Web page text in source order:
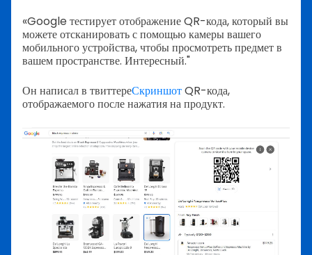
«Google тестирует отображение QR-кода, который вы
можете отсканировать с помощью камеры вашего
мобильного устройства, чтобы просмотреть предмет в
вашем пространстве. Интересный."
Он написал в твиттереСкриншотQR-кода,
отображаемого после нажатия на продукт.